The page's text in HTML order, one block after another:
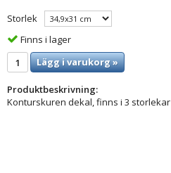
Storlek
Finns i lager
Lägg i varukorg »
Produktbeskrivning:
Konturskuren dekal, finns i 3 storlekar